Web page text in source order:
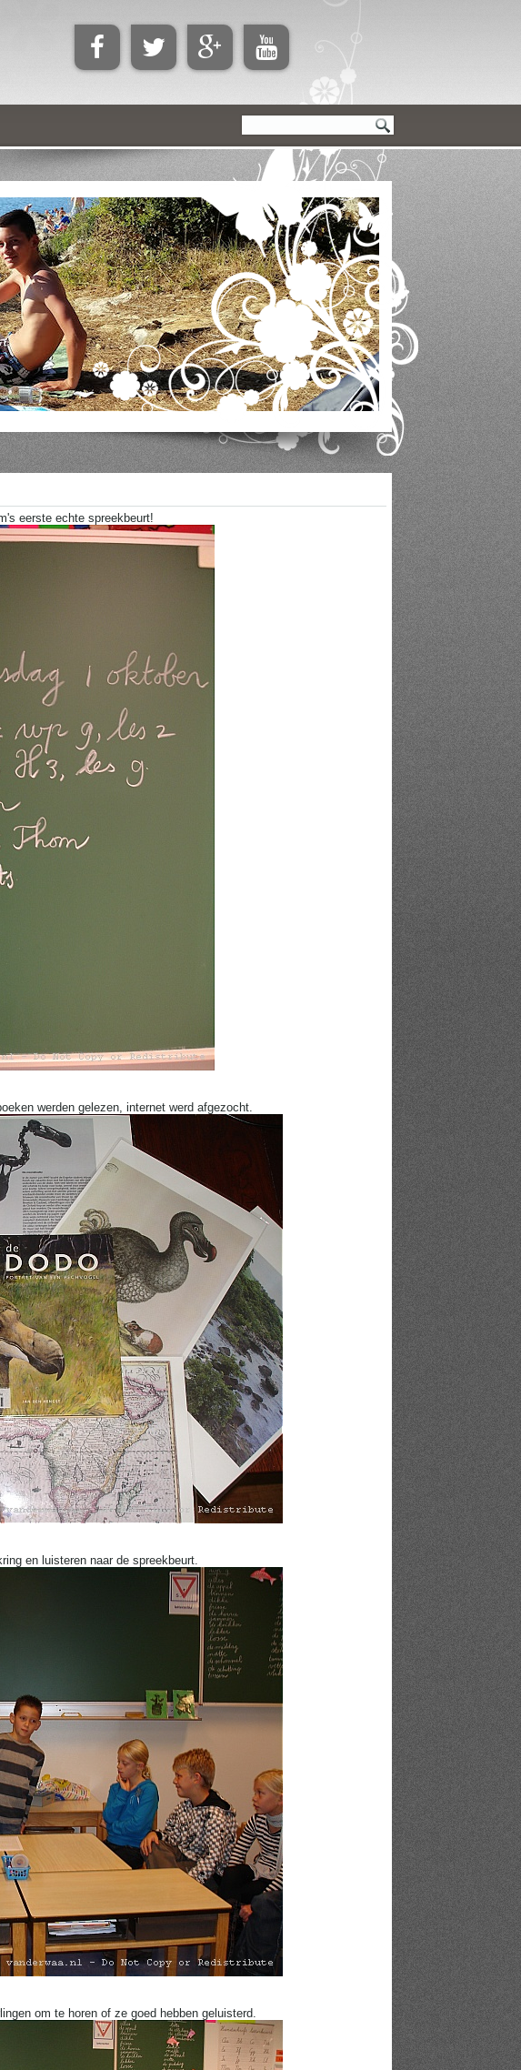
eerste echte spreekbeurt!
werden gelezen, internet werd afgezocht.
en luisteren naar de spreekbeurt.
om te horen of ze goed hebben geluisterd.